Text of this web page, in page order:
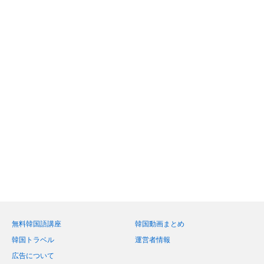
無料韓国語講座
韓国動画まとめ
韓国トラベル
運営者情報
広告について